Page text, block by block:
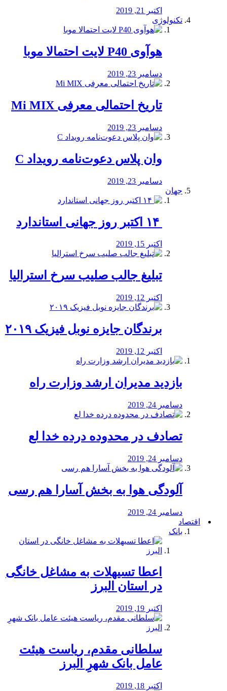
اکتبر 21, 2019
تکنولوژی
هوآوی P40 لایت احتمالا موبا
دسامبر 23, 2019
تاریخ احتمالی معرفی Mi MIX
دسامبر 23, 2019
وان پلاس دعوت‌نامه رویداد C
دسامبر 23, 2019
جهان
اکتبر 15, 2019
تبلیغ جالب صلیب سرخ استرالیا
اکتبر 12, 2019
برندگان جایزه نوبل فیزیک ۲۰۱۹
اکتبر 12, 2019
بازدید مدیران ارشد وزارت راه
دسامبر 24, 2019
تصادف در محدوده درده خدا لع
دسامبر 24, 2019
آلودگی هوا به بخش آسارا هم رسی
دسامبر 24, 2019
اقتصاد
بانک
️اعطا تسیهلات به مشاغل خانگی
در استان البرز
اکتبر 19, 2019
سلطانی مقدم، ریاست هیئت
عامل بانک شهرِ البرز
اکتبر 18, 2019